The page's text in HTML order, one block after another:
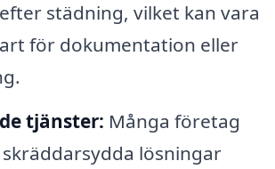
städning, vilket kan vara
för dokumentation eller
tjänster: Många företag
lösningar